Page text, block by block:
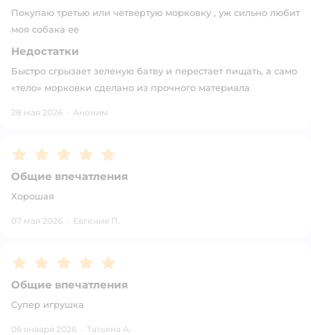
Покупаю третью или четвертую морковку , уж сильно любит
моя собака ее
Недостатки
Быстро сгрызает зеленую батву и перестает пищать, а само
«тело» морковки сделано из прочного материала
28 мая 2026 · Аноним
Рейтинг:5
Общие впечатления
Хорошая
07 мая 2026 · Евгения П.
Рейтинг:5
Общие впечатления
Супер игрушка
06 января 2026 · Татьяна А.